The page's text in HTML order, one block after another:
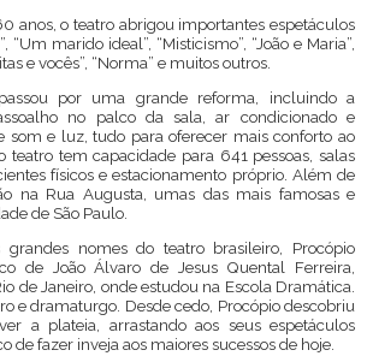
anos, o teatro abrigou importantes espetáculos
“Um marido ideal”, “Misticismo”, “João e Maria”,
e vocês”, “Norma” e muitos outros.
por uma grande reforma, incluindo a
no palco da sala, ar condicionado e
som e luz, tudo para oferecer mais conforto ao
teatro tem capacidade para 641 pessoas, salas
físicos e estacionamento próprio. Além de
na Rua Augusta, umas das mais famosas e
de São Paulo.
grandes nomes do teatro brasileiro, Procópio
de João Álvaro de Jesus Quental Ferreira,
de Janeiro, onde estudou na Escola Dramática.
e dramaturgo. Desde cedo, Procópio descobriu
a plateia, arrastando aos seus espetáculos
de fazer inveja aos maiores sucessos de hoje.